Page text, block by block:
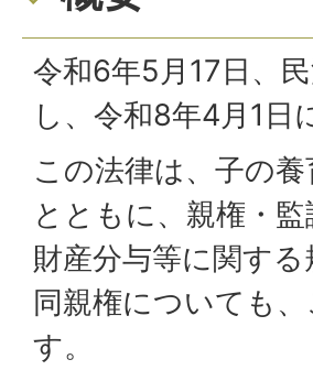
令和6年5月17日、
し、令和8年4月1日
この法律は、子の
とともに、親権・
財産分与等に関す
同親権についても
す。